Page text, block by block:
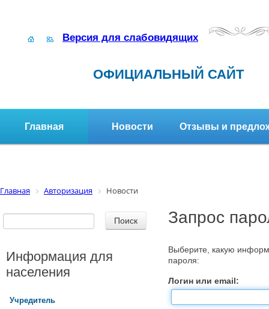
Версия для слабовидящих
ОФИЦИАЛЬНЫЙ САЙТ
Главная Новости Отзывы и
Главная Авторизация Новости
Запрос
Выберите, какую
пароля:
Логин или email:
Информация для
населения
Учредитель